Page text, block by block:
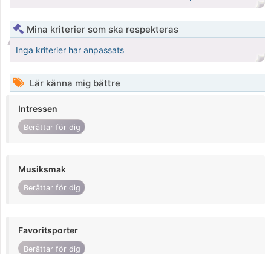
Mina kriterier som ska respekteras
Inga kriterier har anpassats
Lär känna mig bättre
Intressen
Berättar för dig
Musiksmak
Berättar för dig
Favoritsporter
Berättar för dig